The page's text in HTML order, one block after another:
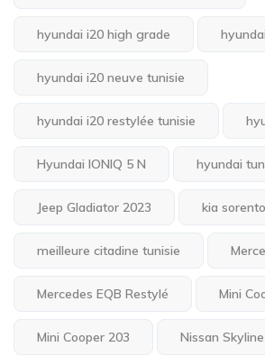
hyundai i20 high grade
hyundai i20 neuve tunisie
hyundai i20 restylée tunisie
Hyundai IONIQ 5 N hyundai
Jeep Gladiator 2023 kia
meilleure citadine tunisie
Mercedes EQB Restylé Mini
Mini Cooper 203 Nissan